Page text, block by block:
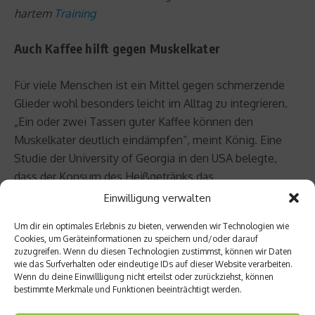
Einwilligung verwalten
Um dir ein optimales Erlebnis zu bieten, verwenden wir Technologien wie
Cookies, um Geräteinformationen zu speichern und/oder darauf
zuzugreifen. Wenn du diesen Technologien zustimmst, können wir Daten
wie das Surfverhalten oder eindeutige IDs auf dieser Website verarbeiten.
Wenn du deine Einwillligung nicht erteilst oder zurückziehst, können
bestimmte Merkmale und Funktionen beeinträchtigt werden.
hartem Training
Auch Kaffee hilft gegen Muskelkater
Für viele Menschen ist ein Mittel gegen schmerzende
Glieder wohl besonders leicht im Alltag zu integrieren.
„Ein oder zwei Tassen guter Kaffee können den
Muskelkater deutlich eindämpfen“, meint König. Eine
Studie der University of Georgia in den USA belegte,
dass der Konsum des Heißgetränks das
Schmerzempfinden der Muskeln um bis zu 46 Prozent
körpereigenenRezeptorenfür Adenosin, das bei
Entzündungen gebildet wird, und schiebt dem Schmerz
damit einen Riegel vor. Dabei wirke es sogar besser
gegen Muskelkater, als klassische Schmerzmittel, wie